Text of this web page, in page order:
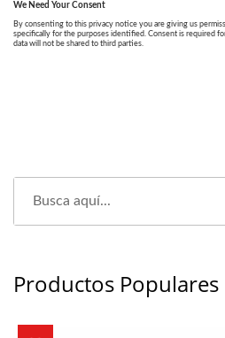
Productos Populares